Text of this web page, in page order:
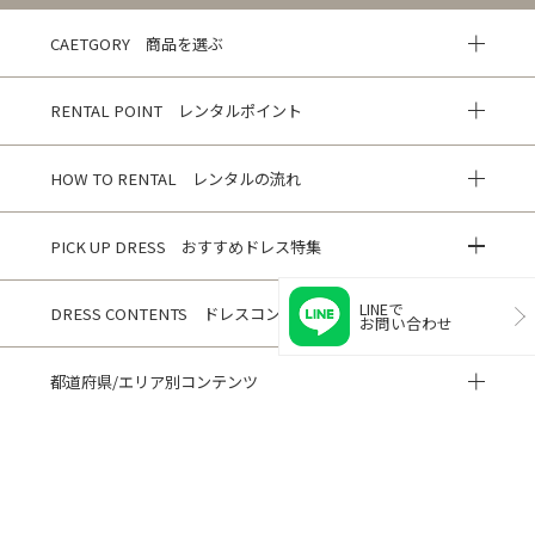
CAETGORY 商品を選ぶ
RENTAL POINT レンタルポイント
HOW TO RENTAL レンタルの流れ
PICK UP DRESS おすすめドレス特集
DRESS CONTENTS ドレスコンテンツ
都道府県/エリア別コンテンツ
LINEで
お問い合わせ